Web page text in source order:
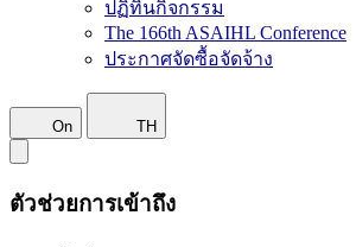
ปฏิทินกิจกรรม
The 166th ASAIHL Conference
ประกาศจัดซื้อจัดจ้าง
On TH
ตัวช่วยการเข้าถึง